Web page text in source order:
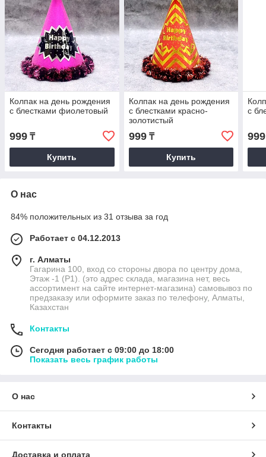
Колпак на день рождения
с блестками фиолетовый
999 ₸
Купить
Колпак на день рождения
с блестками красно-
золотистый
999₸
Купить
с
999
О нас
84% положительных из 31 отзыва за год
Работает с 04.12.2013
г. Алматы
Гагарина 100, вход со стороны двора по центру дома,
Этаж -1 (P1). (это адрес склада, магазина нет, весь
ассортимент на сайте интернет-магазина) самовывоз по
предзаказу или оформите заказ по телефону, Алматы,
Казахстан
Контакты
Сегодня работает с 09:00 до 18:00
Показать весь график работы
О нас
Контакты
Доставка и оплата